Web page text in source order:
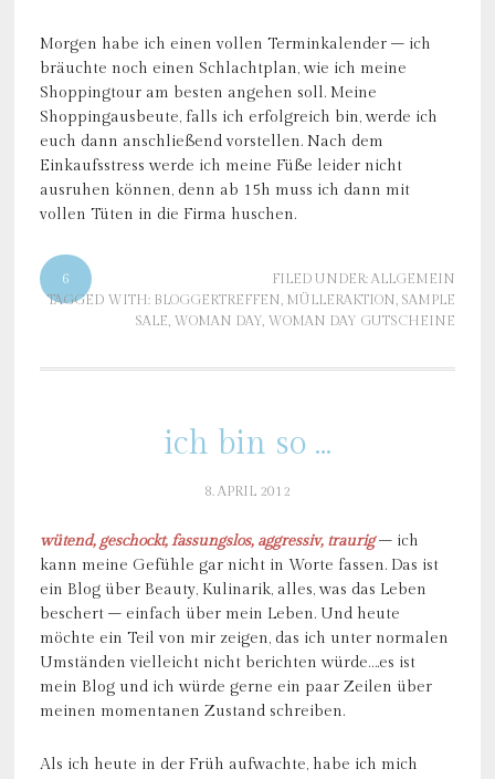
Morgen habe ich einen vollen Terminkalender – ich
bräuchte noch einen Schlachtplan, wie ich meine
Shoppingtour am besten angehen soll. Meine
Shoppingausbeute, falls ich erfolgreich bin, werde ich
euch dann anschließend vorstellen. Nach dem
Einkaufsstress werde ich meine Füße leider nicht
ausruhen können, denn ab 15h muss ich dann mit
vollen Tüten in die Firma huschen.
6 FILED UNDER:ALLGEMEIN
TAGGED WITH: BLOGGERTREFFEN, MÜLLERAKTION, SAMPLE
SALE, WOMAN DAY, WOMAN DAY GUTSCHEINE
ich bin so …
8. APRIL 2012
wütend, geschockt, fassungslos, aggressiv, traurig– ich
kann meine Gefühle gar nicht in Worte fassen. Das ist
ein Blog über Beauty, Kulinarik, alles, was das Leben
beschert – einfach über mein Leben. Und heute
möchte ein Teil von mir zeigen, das ich unter normalen
Umständen vielleicht nicht berichten würde….es ist
mein Blog und ich würde gerne ein paar Zeilen über
meinen momentanen Zustand schreiben.
Als ich heute in der Früh aufwachte, habe ich mich